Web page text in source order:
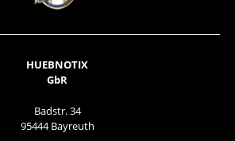
HUEBNOTIX
GbR
Badstr. 34
95444 Bayreuth